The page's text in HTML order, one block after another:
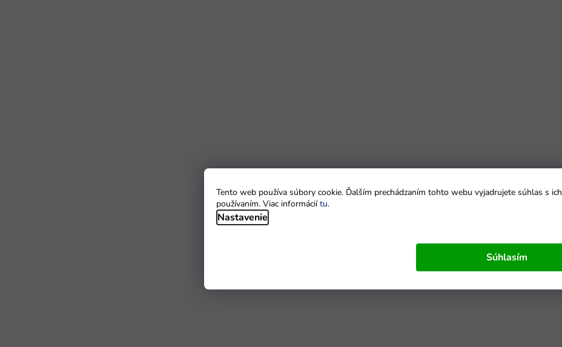
Tento web používa súbory cookie. Ďalším prechádzaním tohto webu vyjadrujete súhlas s ich
používaním. Viac informáciítu.
Nastavenie
Súhlasím